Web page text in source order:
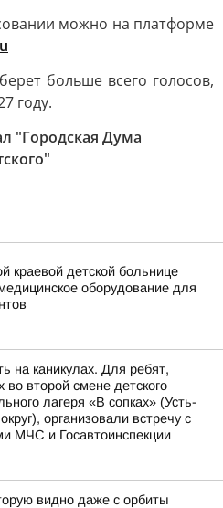
можно на платформе
больше всего голосов,
году.
"Городская Дума
краевой детской больнице
оборудование для
на каникулах. Для ребят,
второй смене детского
лагеря «В сопках» (Усть-
организовали встречу с
МЧС и Госавтоинспекции
видно даже с орбиты